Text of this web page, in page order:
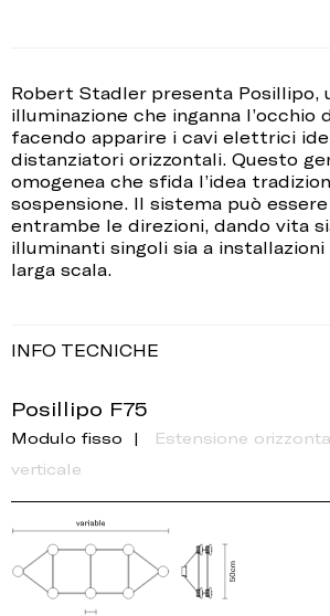
Robert Stadler presenta Posillipo,
illuminazione che inganna
facendo apparire i cavi elettrici
distanziatori orizzontali. Questo
omogenea che sfida l’idea
sospensione. Il sistema può
entrambe le direzioni, dando vita
illuminanti singoli sia a installazioni
larga scala.
INFO TECNICHE
Posillipo F75
Modulo fisso Estensione
verticale